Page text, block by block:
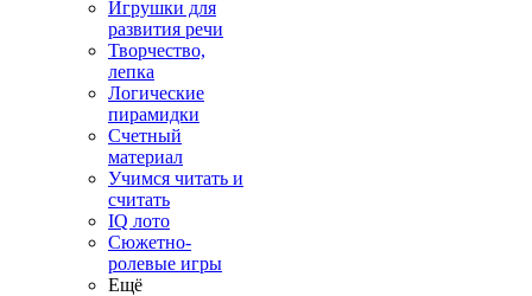
Игрушки для
развития речи
Творчество,
лепка
Логические
пирамидки
Счетный
материал
Учимся читать и
считать
IQ лото
Сюжетно-
ролевые игры
Ещё